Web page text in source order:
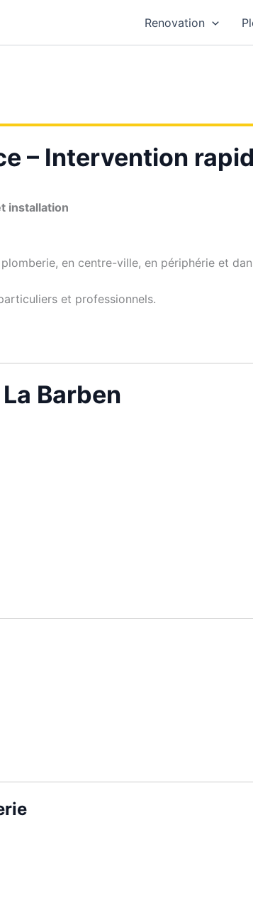
Renovation
– Intervention
installation
en centre-ville, en périphérie et
et professionnels.
Barben